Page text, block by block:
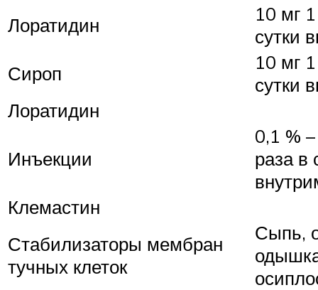
Лоратидин
10 мг
сутки
Сироп
10 мг
сутки
Лоратидин
Инъекции
0,1 %
раза в
Клемастин
Стабилизаторы мембран
тучных клеток
Сыпь,